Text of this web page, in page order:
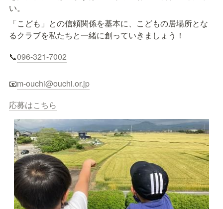
い。
「こども」との信頼関係を基本に、こどもの居場所とな
るクラブを私たちと一緒に創っていきましょう！
📞096-321-7002
📧m-ouchi@ouchi.or.jp
応募はこちら